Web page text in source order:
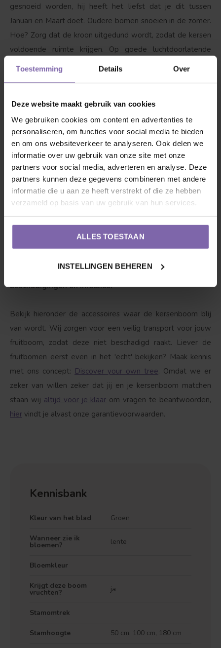
Toestemming Details Over
Deze website maakt gebruik van cookies
We gebruiken cookies om content en advertenties te
personaliseren, om functies voor social media te bieden
en om ons websiteverkeer te analyseren. Ook delen we
informatie over uw gebruik van onze site met onze
partners voor social media, adverteren en analyse. Deze
partners kunnen deze gegevens combineren met andere
informatie die u aan ze heeft verstrekt of die ze hebben
verzameld op basis van uw gebruik van hun services.
ALLES TOESTAAN
INSTELLINGEN BEHEREN
gesnoeid worden, hij heeft het liefst dat je dit tussen
Januari en Maart doet. Oudere bomen snoeien in de zomer.
Hoe? Zorg dat de kroon uitgedund wordt, zodat de kersen
voldoende ruimte krijgen. Op goede luchtdoorlatende
grond groeit deze kersenboom het best.
dat de kersenboom water krijgt, maar wel pas zodra onze
vriend bladeren begint te krijgen. Met 1 tot 2 emmers
water per week wordt hij blij, als het boven de 25 graden
wordt drinkt hij graag tussen de 3-4 emmers water per
week. Boven 35 graden elke dag minimaal 1 emmer water
in de avond en als het mogelijk is over de bladeren
sproeien. Let op; kersenbomen houden niet van natte
voeten!
Goed om te weten
''gomziekte''. Gomziekte is een natuurlijke reactie op
beschadigingen en infecties.
Bekijk hieronder de accessoires waar de kersenboom blij
van wordt. Wij zorgen voor een veilig transport voor jouw
fruitboom, zodat deze niet beschadigd raakt. Liever de
fruitbomen eerst even in het 'echt' bekijken? Maak kennis
met ons concept: Discover your own tree. Omdat we er
zeker van willen zeker dat jij en je kersenboom matchen
staan wij altijd voor je klaar om vragen te beantwoorden,
hier vindt je alvast onze garantievoorwaarden.
Kennisbank
Kleur van het blad Groen
Wanneer zie ik
bloemen? lente
Bloemkleur
Krijgt deze boom
vruchten? ja
Stamomtrek
Stamhoogte 50 cm, 100 cm, 180 cm